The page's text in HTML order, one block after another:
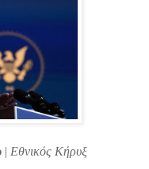
| Εθνικός Κήρυξ